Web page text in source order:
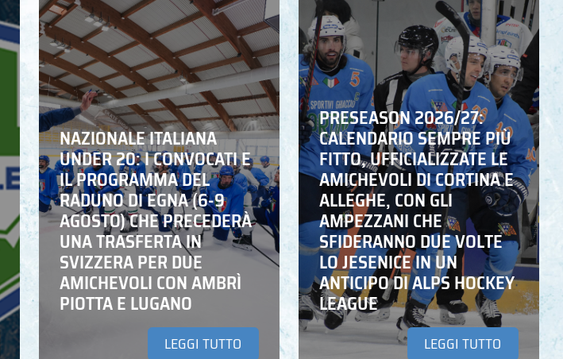
NAZIONALE ITALIANA
UNDER 20: I CONVOCATI E
IL PROGRAMMA DEL
RADUNO DI EGNA (6-9
AGOSTO) CHE PRECEDERÀ
UNA TRASFERTA IN
SVIZZERA PER DUE
AMICHEVOLI CON AMBRÌ
PIOTTA E LUGANO
LEGGI TUTTO
PRESEASON 2026/27:
CALENDARIO SEMPRE PIÙ
FITTO, UFFICIALIZZATE LE
AMICHEVOLI DI CORTINA E
ALLEGHE, CON GLI
AMPEZZANI CHE
SFIDERANNO DUE VOLTE
LO JESENICE IN UN
ANTICIPO DI ALPS HOCKEY
LEAGUE
LEGGI TUTTO